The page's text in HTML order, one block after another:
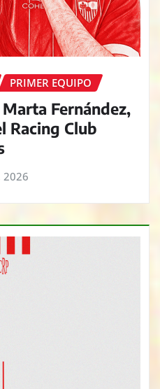
PRIMER EQUIPO
Marta Fernández,
Racing Club
2026